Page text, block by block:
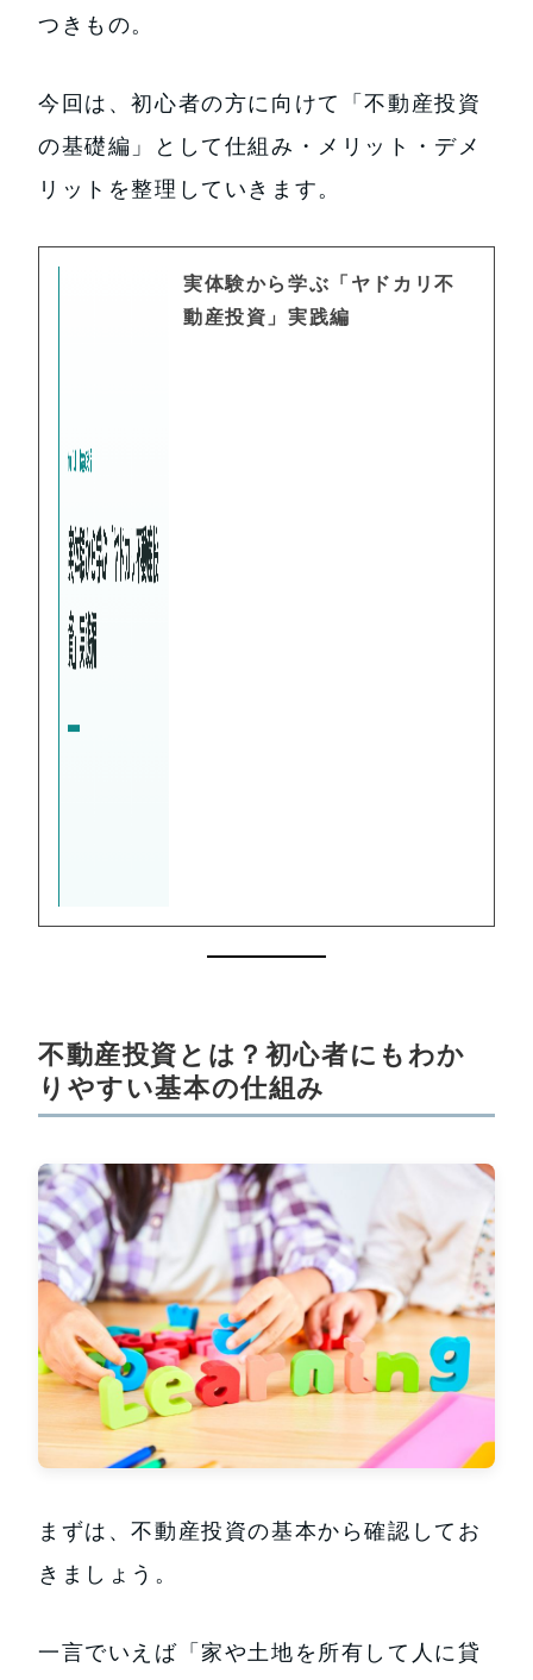
つきもの。
今回は、初心者の方に向けて「不動産投資
の基礎編」として仕組み・メリット・デメ
リットを整理していきます。
実体験から学ぶ「ヤドカリ不
動産投資」実践編
不動産投資とは？初心者にもわか
りやすい基本の仕組み
まずは、不動産投資の基本から確認してお
きましょう。
一言でいえば「家や土地を所有して人に貸